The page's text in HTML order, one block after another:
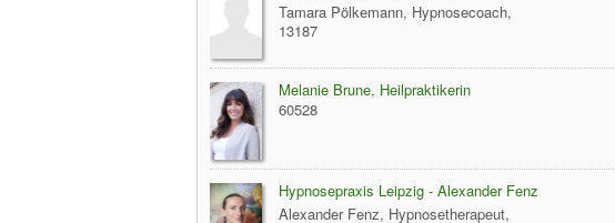
Tamara Pölkemann, Hypnosecoach,
13187
Melanie Brune, Heilpraktikerin
60528
Hypnosepraxis Leipzig - Alexander Fenz
Alexander Fenz, Hypnosetherapeut,